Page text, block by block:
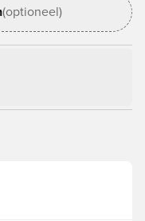
(optioneel)